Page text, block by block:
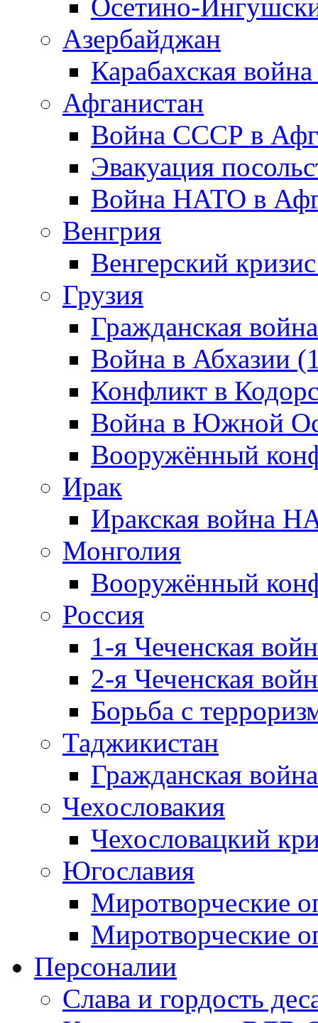
Осетино-
Азербайджан
Карабахская
Афганистан
Война СССР в
Эвакуация
Война НАТО в
Венгрия
Венгерский
Грузия
Гражданская
Война в Абхазии
Конфликт в
Война в Южной
Вооружённый
Ирак
Иракская война
Монголия
Вооружённый
Россия
1-я Чеченская
2-я Чеченская
Борьба с
Таджикистан
Гражданская
Чехословакия
Чехословацкий
Югославия
Миротворческие
Миротворческие
Персоналии
Слава и гордость